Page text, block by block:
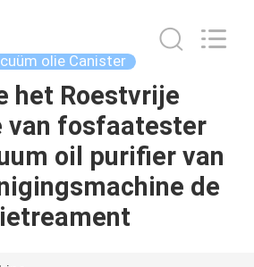
olie Canister
het Roestvrije
van fosfaatester
oil purifier van
de